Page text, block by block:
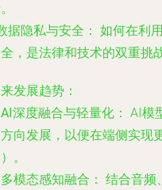
据隐私与安全： 如何在利
，是法律和技术的双重挑战
发展趋势：
AI深度融合与轻量化： AI模
向发展，以便在端侧实现
。
多模态感知融合： 结合音频